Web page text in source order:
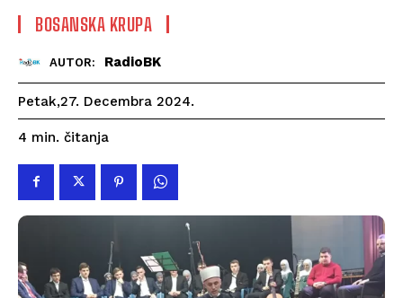
BOSANSKA KRUPA
AUTOR: RadioBK
Petak,27. Decembra 2024.
4 min. čitanja